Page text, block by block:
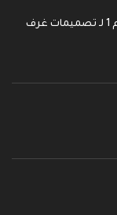
غرفة شباب - Youthful Nest | رقم 1 لـ تصميمات غرف